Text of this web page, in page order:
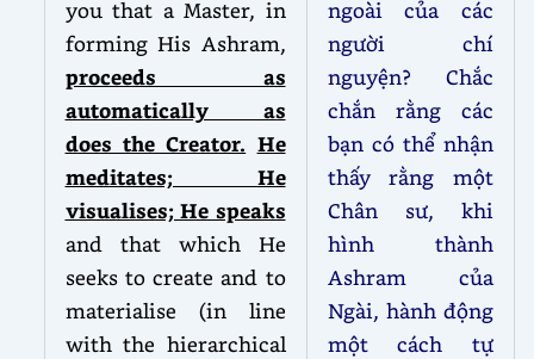
you that a Master, in
forming His Ashram,
proceeds as
automatically as
does the Creator. He
meditates; He
visualises; He speaks
and that which He
seeks to create and to
materialise (in line
with the hierarchical
ngoài của các
người chí
nguyện? Chắc
chắn rằng các
bạn có thể nhận
thấy rằng một
Chân sư, khi
hình thành
Ashram của
Ngài, hành động
một cách tự